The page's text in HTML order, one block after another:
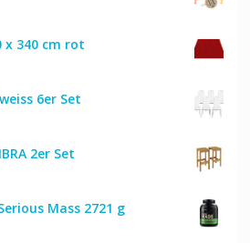
x 340 cm rot
6er Set
2er Set
Mass 2721 g